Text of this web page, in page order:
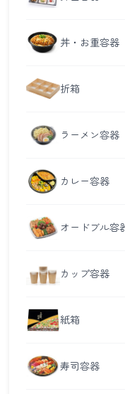
丼・お重容器
折箱
ラーメン容器
カレー容器
オードブル容
カップ容器
紙箱
寿司容器